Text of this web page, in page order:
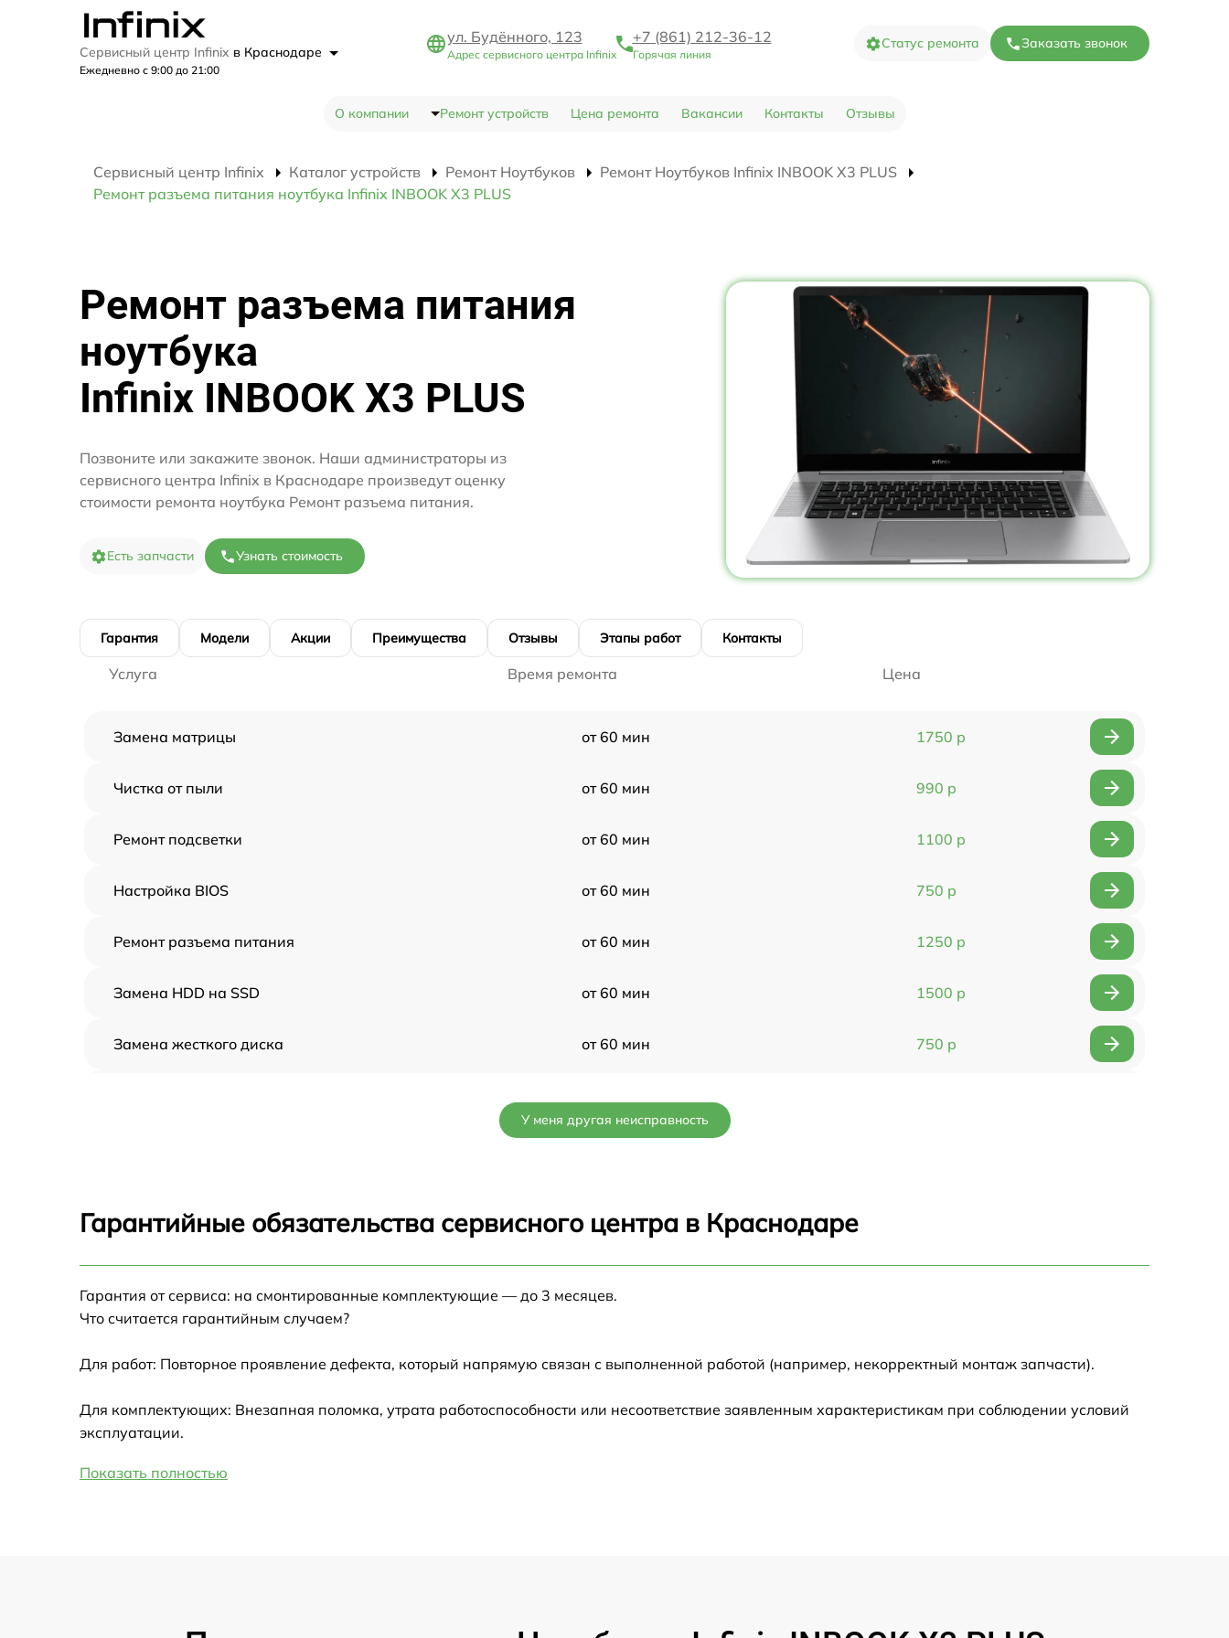
Сервисный центр Infinix в Краснодаре
Ежедневно с 9:00 до 21:00
ул. Будённого, 123
Адрес сервисного центра Infinix
+7 (861) 212-36-12
Горячая линия
Статус ремонта Заказать звонок
О компании Ремонт устройств Цена ремонта Вакансии Контакты Отзывы
Сервисный центр Infinix Каталог устройств Ремонт Ноутбуков
Ремонт Ноутбуков Infinix INBOOK X3 PLUS
Ремонт разъема питания ноутбука Infinix INBOOK X3 PLUS
Ремонт разъема питания
ноутбука
Infinix INBOOK X3 PLUS
Позвоните или закажите звонок. Наши администраторы из
сервисного центра Infinix в Краснодаре произведут оценку
стоимости ремонта ноутбука Ремонт разъема питания.
Есть запчасти Узнать стоимость
Гарантия Модели Акции Преимущества Отзывы Этапы работ Контакты
Услуга Время ремонта Цена
Замена матрицы от 60 мин 1750 р
Чистка от пыли от 60 мин 990 р
Ремонт подсветки от 60 мин 1100 р
Настройка BIOS от 60 мин 750 р
Ремонт разъема питания от 60 мин 1250 р
Замена HDD на SSD от 60 мин 1500 р
Замена жесткого диска от 60 мин 750 р
Замена HDMI от 60 мин
Ремонт дисковода от 60 мин 1400 р
У меня другая неисправность
Гарантийные обязательства сервисного центра в Краснодаре
Гарантия от сервиса: на смонтированные комплектующие — до 3 месяцев.
Что считается гарантийным случаем?
Для работ: Повторное проявление дефекта, который напрямую связан с выполненной работой (например, некорректный монтаж запчасти).
Для комплектующих: Внезапная поломка, утрата работоспособности или несоответствие заявленным характеристикам при соблюдении условий
эксплуатации.
Показать полностью